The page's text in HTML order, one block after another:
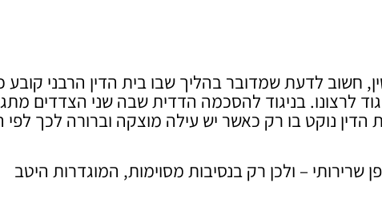
חשוב לדעת שמדובר בהליך שבו בית הדין הרבני קובע
לרצונו. בניגוד להסכמה הדדית שבה שני הצדדים
הדין נוקט בו רק כאשר יש עילה מוצקה וברורה לכך לפי
שרירותי – ולכן רק בנסיבות מסוימות, המוגדרות היטב